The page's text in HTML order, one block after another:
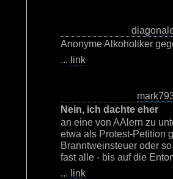
Anonyme Alkoholiker
... link
Nein, ich dachte eher
an eine von AAlern zu
etwa als Protest-Petition
Branntweinsteuer oder
fast alle - bis auf die
... link